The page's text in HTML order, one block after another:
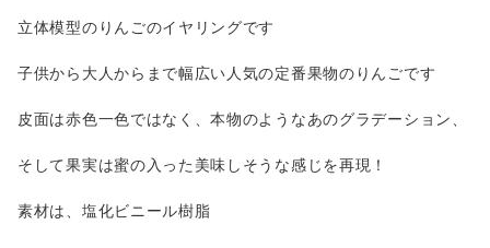
立体模型のりんごのイヤリングです
子供から大人からまで幅広い人気の定番果物のりんごです
皮面は赤色一色ではなく、本物のようなあのグラデーション、
そして果実は蜜の入った美味しそうな感じを再現！
素材は、塩化ビニール樹脂